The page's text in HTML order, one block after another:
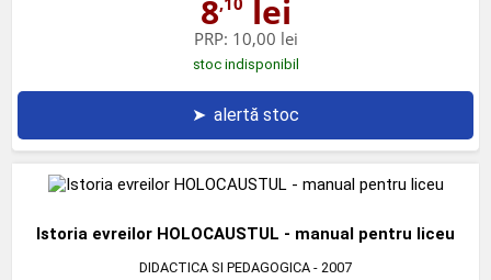
8 lei
PRP: 10,00 lei
stoc indisponibil
➤ alertă stoc
Istoria evreilor HOLOCAUSTUL - manual pentru liceu
DIDACTICA SI PEDAGOGICA - 2007